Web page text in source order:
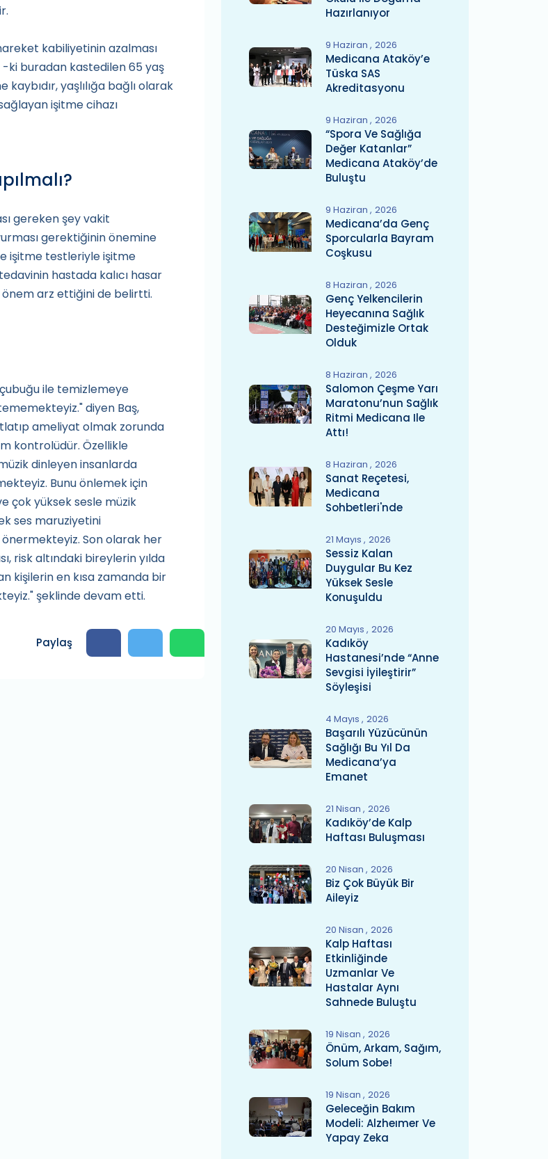
kabiliyetinin azalması
-ki buradan kastedilen 65 yaş
yaşlılığa bağlı olarak
işitme cihazı
gereken şey vakit
gerektiğinin önemine
işitme testleriyle işitme
hastada kalıcı hasar
önem arz ettiğini de belirtti.
çubuğu ile temizlemeye
diyen Baş,
ameliyat olmak zorunda
kontrolüdür. Özellikle
dinleyen insanlarda
Bunu önlemek için
çok yüksek sesle müzik
ses maruziyetini
önermekteyiz. Son olarak her
risk altındaki bireylerin yılda
kişilerin en kısa zamanda bir
şeklinde devam etti.
Paylaş
Hazırlanıyor
9 Haziran 2026
Medicana Ataköy’e
Tüska SAS
Akreditasyonu
9 Haziran 2026
“Spora Ve Sağlığa
Değer Katanlar”
Medicana Ataköy’de
Buluştu
9 Haziran 2026
Medicana’da Genç
Sporcularla Bayram
Coşkusu
8 Haziran 2026
Genç Yelkencilerin
Heyecanına Sağlık
Desteğimizle Ortak
Olduk
8 Haziran 2026
Salomon Çeşme Yarı
Maratonu’nun Sağlık
Ritmi Medicana Ile
Attı!
8 Haziran 2026
Sanat Reçetesi,
Medicana
Sohbetleri'nde
21 Mayıs 2026
Sessiz Kalan
Duygular Bu Kez
Yüksek Sesle
Konuşuldu
20 Mayıs 2026
Kadıköy
Hastanesi’nde “Anne
Sevgisi İyileştirir”
Söyleşisi
4 Mayıs 2026
Başarılı Yüzücünün
Sağlığı Bu Yıl Da
Medicana’ya
Emanet
21 Nisan 2026
Kadıköy’de Kalp
Haftası Buluşması
20 Nisan 2026
Biz Çok Büyük Bir
Aileyiz
20 Nisan 2026
Kalp Haftası
Etkinliğinde
Uzmanlar Ve
Hastalar Aynı
Sahnede Buluştu
19 Nisan 2026
Önüm, Arkam, Sağım,
Solum Sobe!
19 Nisan 2026
Geleceğin Bakım
Modeli: Alzheımer Ve
Yapay Zeka